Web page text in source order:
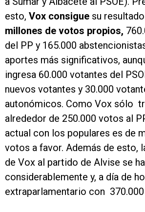
esto, Vox consigue su
millones de votos propios,
del PP y 165.000
aportes más significativos,
ingresa 60.000 votantes del
nuevos votantes y 30.000
autonómicos. Como Vox sólo
alrededor de 250.000 votos al
actual con los populares es de
votos a favor. Además de esto,
de Vox al partido de Alvise se
considerablemente y, a día de
extraparlamentario con